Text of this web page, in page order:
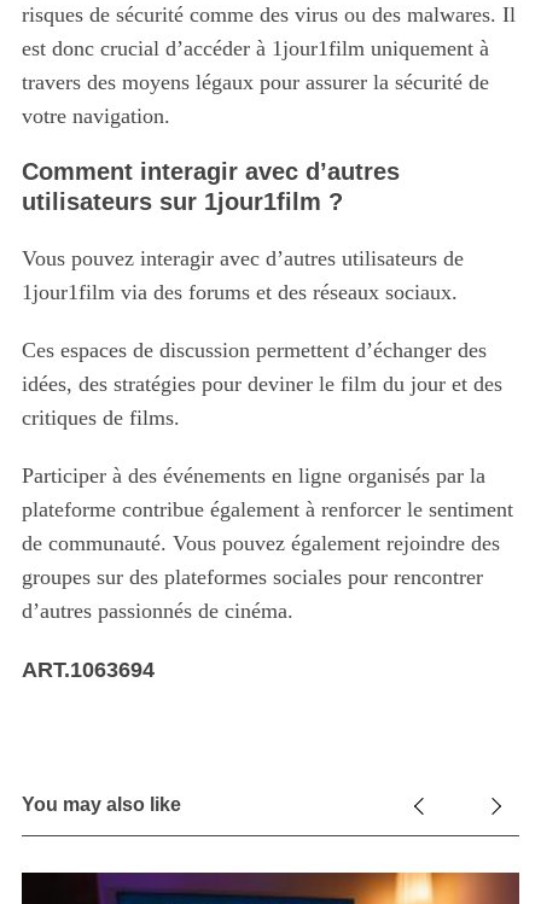
risques de sécurité comme des virus ou des malwares. Il
est donc crucial d’accéder à 1jour1film uniquement à
travers des moyens légaux pour assurer la sécurité de
votre navigation.
Comment interagir avec d’autres
utilisateurs sur 1jour1film ?
Vous pouvez interagir avec d’autres utilisateurs de
1jour1film via des forums et des réseaux sociaux.
Ces espaces de discussion permettent d’échanger des
idées, des stratégies pour deviner le film du jour et des
critiques de films.
Participer à des événements en ligne organisés par la
plateforme contribue également à renforcer le sentiment
de communauté. Vous pouvez également rejoindre des
groupes sur des plateformes sociales pour rencontrer
d’autres passionnés de cinéma.
ART.1063694
You may also like